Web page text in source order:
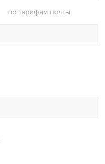
по тарифам почты